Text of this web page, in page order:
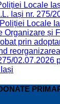
Locale
Iași nr. 275/
Locale
Organizare și
prin
02.07.2026